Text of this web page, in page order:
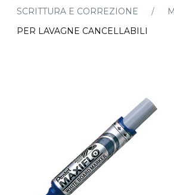
SCRITTURA E CORREZIONE
PER LAVAGNE CANCELLABILI